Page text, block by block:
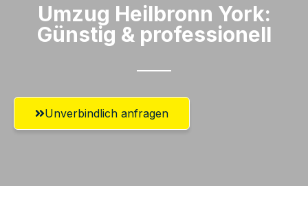
Umzug Heilbronn​ York:
Günstig & professionell​
Unverbindlich anfragen